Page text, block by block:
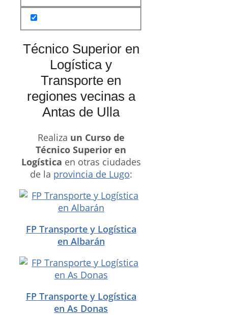
Técnico Superior en
Logística y
Transporte en
regiones vecinas a
Antas de Ulla
Realiza un Curso de
Técnico Superior en
Logística en otras ciudades
de la provincia de Lugo:
FP Transporte y Logística
en Albarán
FP Transporte y Logística
en As Donas